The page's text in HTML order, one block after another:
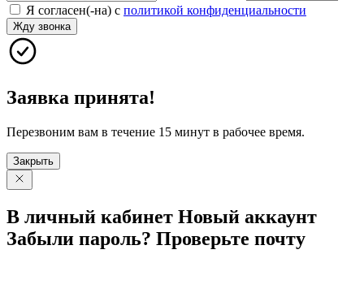
Я согласен(-на) с политикой конфиденциальности
Жду звонка
Заявка принята!
Перезвоним вам в течение 15 минут в рабочее время.
Закрыть
В личный кабинет Новый аккаунт
Забыли пароль? Проверьте почту